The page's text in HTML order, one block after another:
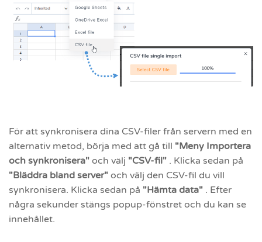
För att synkronisera dina CSV-filer från servern med en
alternativ metod, börja med att gå till "Meny Importera
och synkronisera" och välj "CSV-fil" . Klicka sedan på
"Bläddra bland server" och välj den CSV-fil du vill
synkronisera. Klicka sedan på "Hämta data" . Efter
några sekunder stängs popup-fönstret och du kan se
innehållet.